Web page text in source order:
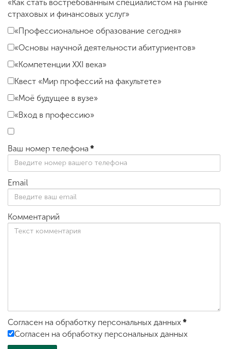
«Как стать востребованным специалистом на рынке
страховых и финансовых услуг»
«Профессиональное образование сегодня»
«Основы научной деятельности абитуриентов»
«Компетенции XXI века»
Квест «Мир профессий на факультете»
«Моё будущее в вузе»
«Вход в профессию»
Ваш номер телефона *
Email
Комментарий
Согласен на обработку персональных данных *
Согласен на обработку персональных данных